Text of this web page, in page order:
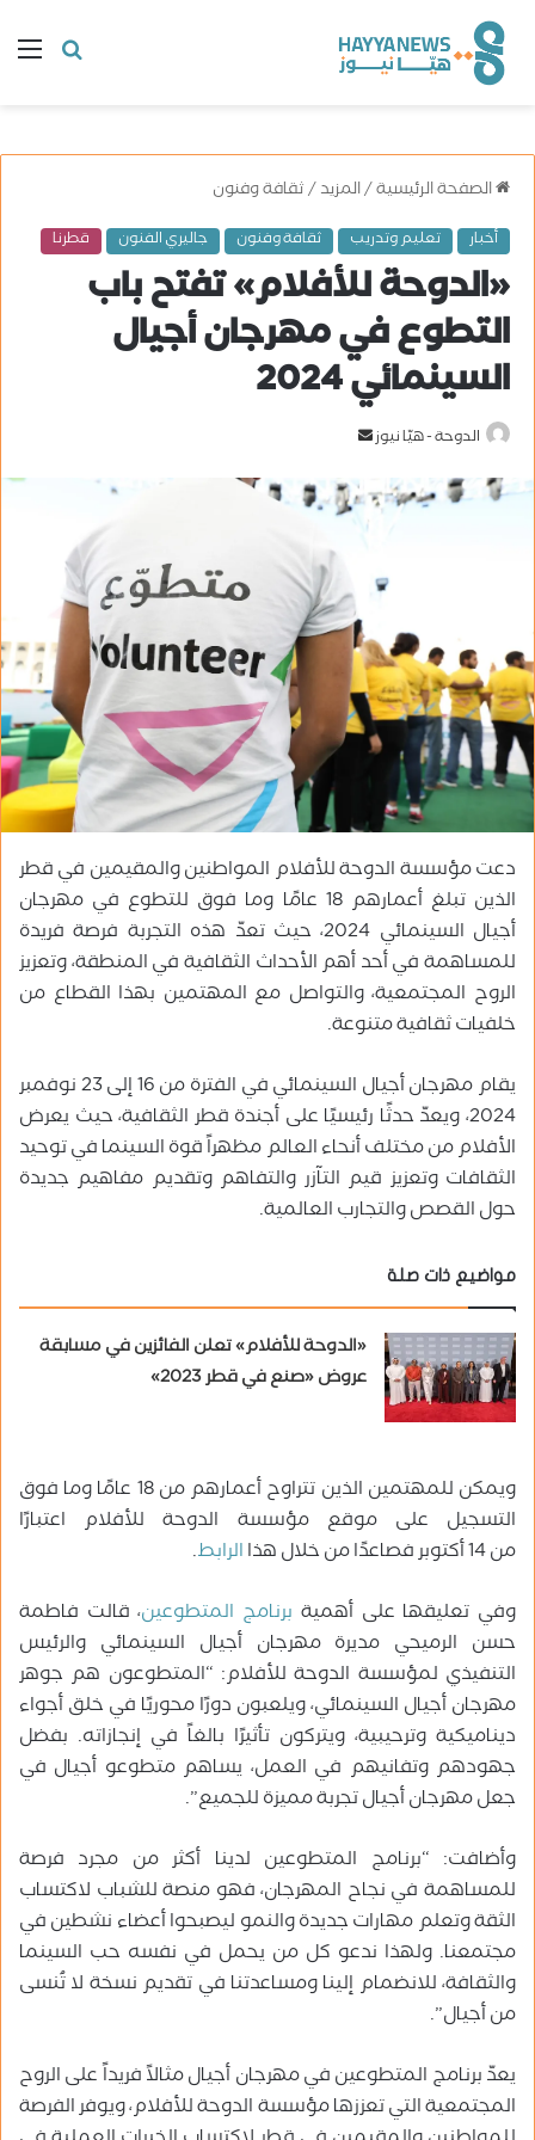
البحث
الصفحة الرئيسية/المزيد/ثقافة وفنون
أخبار تعليم وتدريب ثقافة وفنون جاليري الفنون قطرنا
«الدوحة للأفلام» تفتح باب
التطوع في مهرجان أجيال
السينمائي 2024
الدوحة - هيّا نيوز
س
ي
د
إ
ل
و
ن
ي
ا
دعت مؤسسة الدوحة للأفلام المواطنين والمقيمين في قطر
الذين تبلغ أعمارهم 18 عامًا وما فوق للتطوع في مهرجان
أجيال السينمائي 2024، حيث تعدّ هذه التجربة فرصة فريدة
للمساهمة في أحد أهم الأحداث الثقافية في المنطقة، وتعزيز
الروح المجتمعية، والتواصل مع المهتمين بهذا القطاع من
خلفيات ثقافية متنوعة.
يقام مهرجان أجيال السينمائي في الفترة من 16 إلى 23 نوفمبر
2024، ويعدّ حدثًا رئيسيًا على أجندة قطر الثقافية، حيث يعرض
الأفلام من مختلف أنحاء العالم مظهراً قوة السينما في توحيد
الثقافات وتعزيز قيم التآزر والتفاهم وتقديم مفاهيم جديدة
حول القصص والتجارب العالمية.
مواضيع ذات صلة
«الدوحة للأفلام» تعلن الفائزين في مسابقة
عروض «صنع في قطر 2023»
ويمكن للمهتمين الذين تتراوح أعمارهم من 18 عامًا وما فوق
التسجيل على موقع مؤسسة الدوحة للأفلام اعتبارًا
من 14 أكتوبر فصاعدًا من خلال هذا
الرابط.
وفي تعليقها على أهمية برنامج المتطوعين، قالت فاطمة
حسن الرميحي مديرة مهرجان أجيال السينمائي والرئيس
التنفيذي لمؤسسة الدوحة للأفلام: “المتطوعون هم جوهر
مهرجان أجيال السينمائي، ويلعبون دورًا محوريًا في خلق أجواء
ديناميكية وترحيبية، ويتركون تأثيرًا بالغاً في إنجازاته. بفضل
جهودهم وتفانيهم في العمل، يساهم متطوعو أجيال في
جعل مهرجان أجيال تجربة مميزة للجميع”.
وأضافت: “برنامج المتطوعين لدينا أكثر من مجرد فرصة
للمساهمة في نجاح المهرجان، فهو منصة للشباب لاكتساب
الثقة وتعلم مهارات جديدة والنمو ليصبحوا أعضاء نشطين في
مجتمعنا. ولهذا ندعو كل من يحمل في نفسه حب السينما
والثقافة، للانضمام إلينا ومساعدتنا في تقديم نسخة لا تُنسى
من أجيال”.
يعدّ برنامج المتطوعين في مهرجان أجيال مثالاً فريداً على الروح
المجتمعية التي تعززها مؤسسة الدوحة للأفلام، ويوفر الفرصة